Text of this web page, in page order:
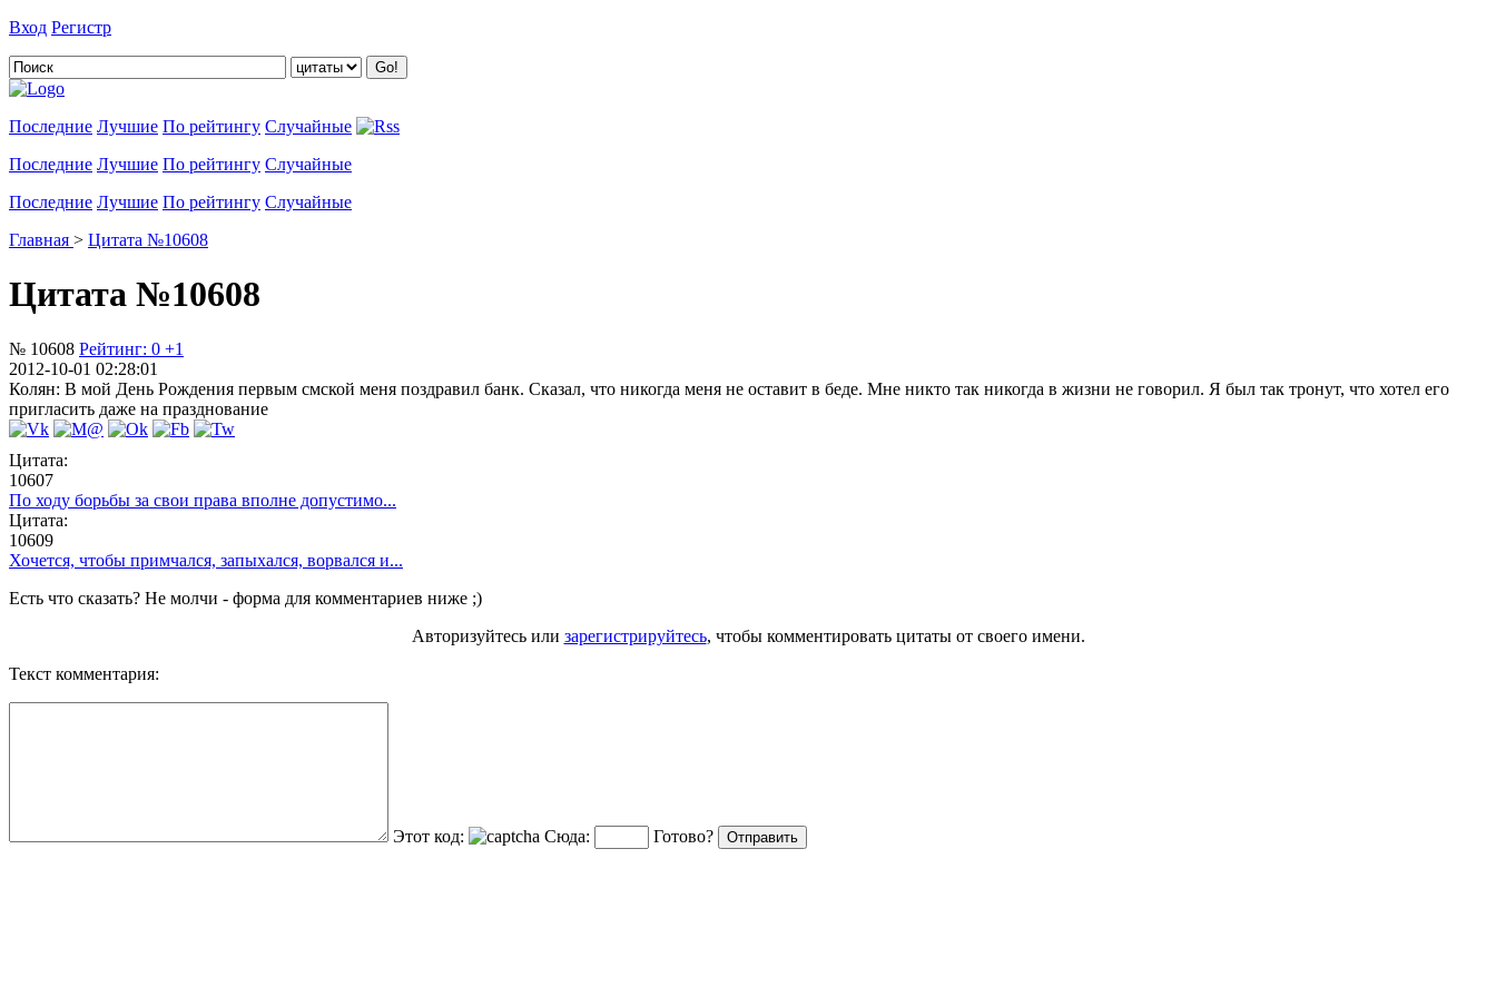
Вход Регистр
Последние Лучшие По рейтингу Случайные
Последние Лучшие По рейтингу Случайные
Последние Лучшие По рейтингу Случайные
Главная > Цитата №10608
Цитата №10608
№ 10608 Рейтинг: 0 +1
2012-10-01 02:28:01
Колян: В мой День Рождения первым смской меня поздравил банк. Сказал, что никогда меня не оставит в беде. Мне никто так никогда в жизни не говорил. Я был так тронут, что хотел его
пригласить даже на празднование
Цитата:
10607
По ходу борьбы за свои права вполне допустимо...
Цитата:
10609
Хочется, чтобы примчался, запыхался, ворвался и...
Есть что сказать? Не молчи - форма для комментариев ниже ;)
Авторизуйтесь или зарегистрируйтесь, чтобы комментировать цитаты от своего имени.
Текст комментария:
Этот код: Сюда: Готово?